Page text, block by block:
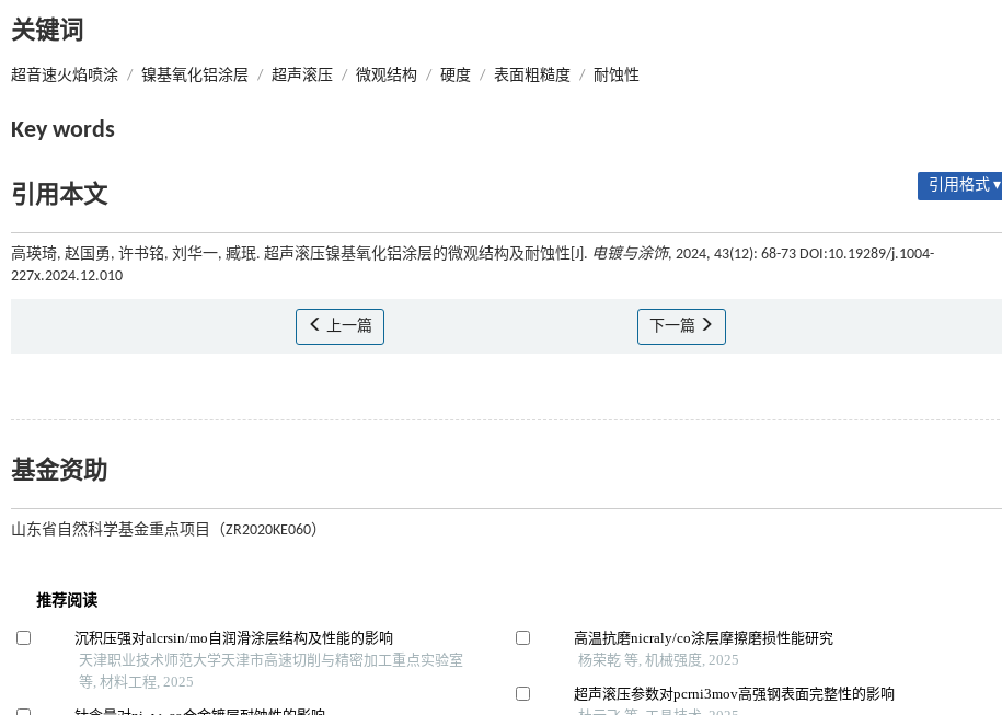
关键词
超音速火焰喷涂 / 镍基氧化铝涂层 / 超声滚压 / 微观结构 / 硬度 / 表面粗糙度 / 耐蚀性
Key words
引用本文 引用格式 ▾
高瑛琦, 赵国勇, 许书铭, 刘华一, 臧珉. 超声滚压镍基氧化铝涂层的微观结构及耐蚀性[J]. 电镀与涂饰, 2024, 43(12): 68-73 DOI:10.19289/j.1004-
227x.2024.12.010
上一篇 下一篇
基金资助
山东省自然科学基金重点项目（ZR2020KE060）